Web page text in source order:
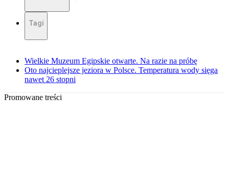
Tagi
Wielkie Muzeum Egipskie otwarte. Na razie na próbę
Oto najcieplejsze jeziora w Polsce. Temperatura wody sięga
nawet 26 stopni
Promowane treści